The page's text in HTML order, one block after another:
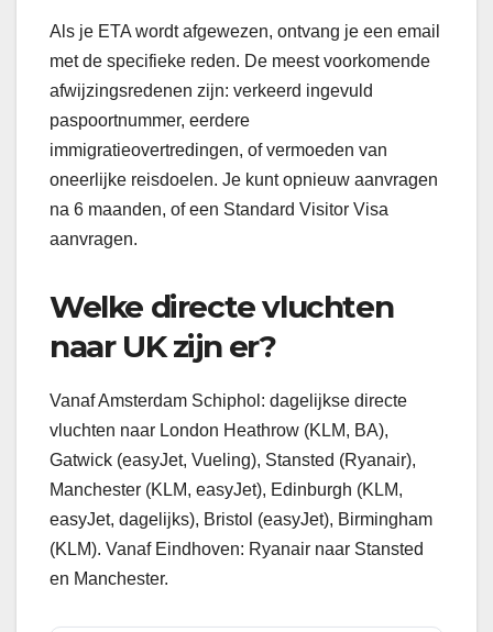
Als je ETA wordt afgewezen, ontvang je een email
met de specifieke reden. De meest voorkomende
afwijzingsredenen zijn: verkeerd ingevuld
paspoortnummer, eerdere
immigratieovertredingen, of vermoeden van
oneerlijke reisdoelen. Je kunt opnieuw aanvragen
na 6 maanden, of een Standard Visitor Visa
aanvragen.
Welke directe vluchten
naar UK zijn er?
Vanaf Amsterdam Schiphol: dagelijkse directe
vluchten naar London Heathrow (KLM, BA),
Gatwick (easyJet, Vueling), Stansted (Ryanair),
Manchester (KLM, easyJet), Edinburgh (KLM,
easyJet, dagelijks), Bristol (easyJet), Birmingham
(KLM). Vanaf Eindhoven: Ryanair naar Stansted
en Manchester.